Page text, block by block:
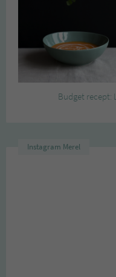
Budget recept:
Instagram Merel